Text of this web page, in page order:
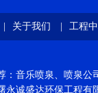
| 关于我们 | 工程
：音乐喷泉、喷泉公
永诚盛达环保工程